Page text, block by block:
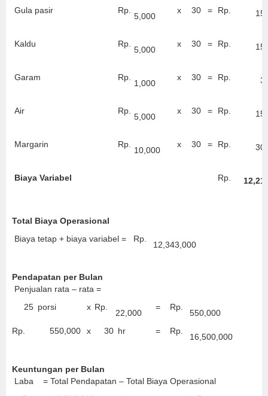
Gula pasir Rp.
5,000
x 30 = Rp.
Kaldu Rp.
5,000
x 30 = Rp.
Garam Rp.
1,000
x 30 = Rp.
Air Rp.
5,000
x 30 = Rp.
Margarin Rp.
10,000
x 30 = Rp.
Biaya Variabel Rp.
Total Biaya Operasional
Biaya tetap + biaya variabel =
Rp.
12,343,000
Pendapatan per Bulan
Penjualan rata – rata =
25 porsi x Rp.
22,000
= Rp.
550,000
Rp.
550,000 x 30 hr = Rp.
16,500,000
Keuntungan per Bulan
Laba = Total Pendapatan – Total Biaya Operasional